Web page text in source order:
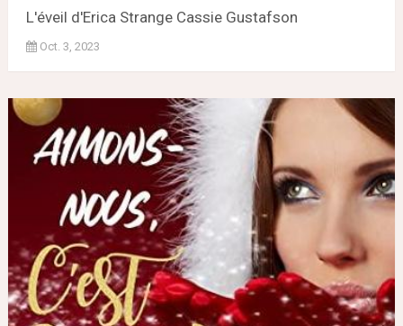
L'éveil d'Erica Strange Cassie Gustafson
Oct. 3, 2023